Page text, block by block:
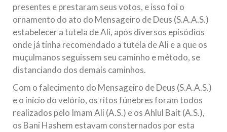
presentes e prestaram seus votos, e isso foi o
ornamento do ato do Mensageiro de Deus (S.A.A.S.)
estabelecer a tutela de Ali, após diversos episódios
onde já tinha recomendado a tutela de Ali e a que os
muçulmanos seguissem seu caminho e método, se
distanciando dos demais caminhos.
Com o falecimento do Mensageiro de Deus (S.A.A.S.)
e o início do velório, os ritos fúnebres foram todos
realizados pelo Imam Ali (A.S.) e os Ahlul Bait (A.S.),
os Bani Hashem estavam consternados por esta